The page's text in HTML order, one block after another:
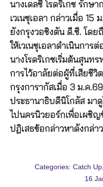
นางเดลซี โรดริเกซ รักษ
เวเนซุเอลา กล่าวเมื่อ 15
ยังกรุงวอชิงตัน ดี.ซี. โดยถื
ให้เวเนซุเอลาดำเนินกา
นางโรดริเกซเริ่มต้นสุนทร
การไว้อาลัยต่อผู้ที่เสียชีวิ
กรุงการากัสเมื่อ 3 ม.ค
ประธานาธิบดีนิโกลัส มาดู
ไปนครนิวยอร์กเพื่อเผชิ
ปฏิเสธข้อกล่าวหาดังกล่าว
Categories: Catch Up,
16